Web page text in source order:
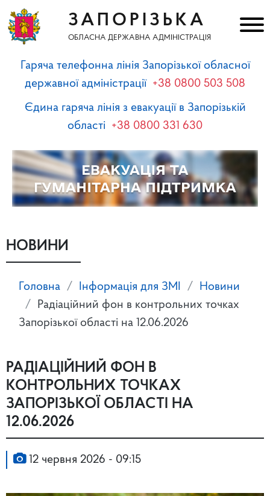
ЗАПОРІЗЬКА
ОБЛАСНА ДЕРЖАВНА АДМІНІСТРАЦІЯ
Гаряча телефонна лінія Запорізької обласної
державної адміністрації +38 0800 503 508
Єдина гаряча лінія з евакуації в Запорізькій
області +38 0800 331 630
НОВИНИ
Головна Інформація для ЗМІ
Новини
Радіаційний фон в контрольних точках
Запорізької області на 12.06.2026
РАДІАЦІЙНИЙ ФОН В
КОНТРОЛЬНИХ ТОЧКАХ
ЗАПОРІЗЬКОЇ ОБЛАСТІ НА
12.06.2026
12 червня 2026 - 09:15